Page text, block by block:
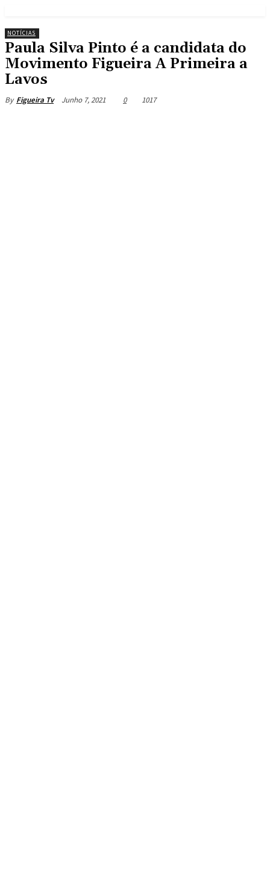
NOTÍCIAS
Paula Silva Pinto é a candidata do
Movimento Figueira A Primeira a
Lavos
By Figueira Tv Junho 7, 2021 0 1017